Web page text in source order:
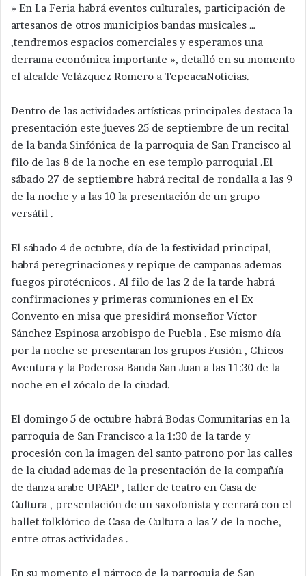
» En La Feria habrá eventos culturales, participación de
artesanos de otros municipios bandas musicales …
,tendremos espacios comerciales y esperamos una
derrama económica importante », detalló en su momento
el alcalde Velázquez Romero a TepeacaNoticias.
Dentro de las actividades artísticas principales destaca la
presentación este jueves 25 de septiembre de un recital
de la banda Sinfónica de la parroquia de San Francisco al
filo de las 8 de la noche en ese templo parroquial .El
sábado 27 de septiembre habrá recital de rondalla a las 9
de la noche y a las 10 la presentación de un grupo
versátil .
El sábado 4 de octubre, día de la festividad principal,
habrá peregrinaciones y repique de campanas ademas
fuegos pirotécnicos . Al filo de las 2 de la tarde habrá
confirmaciones y primeras comuniones en el Ex
Convento en misa que presidirá monseñor Víctor
Sánchez Espinosa arzobispo de Puebla . Ese mismo día
por la noche se presentaran los grupos Fusión , Chicos
Aventura y la Poderosa Banda San Juan a las 11:30 de la
noche en el zócalo de la ciudad.
El domingo 5 de octubre habrá Bodas Comunitarias en la
parroquia de San Francisco a la 1:30 de la tarde y
procesión con la imagen del santo patrono por las calles
de la ciudad ademas de la presentación de la compañía
de danza arabe UPAEP , taller de teatro en Casa de
Cultura , presentación de un saxofonista y cerrará con el
ballet folklórico de Casa de Cultura a las 7 de la noche,
entre otras actividades .
En su momento el párroco de la parroquia de San